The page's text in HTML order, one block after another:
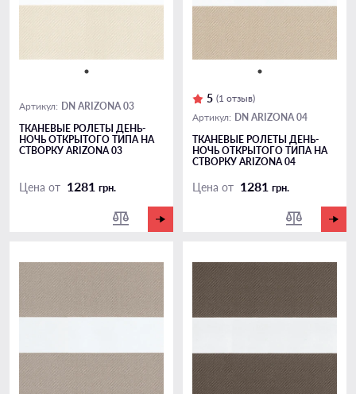
Артикул: DN ARIZONA 03
ТКАНЕВЫЕ РОЛЕТЫ ДЕНЬ-
НОЧЬ ОТКРЫТОГО ТИПА НА
СТВОРКУ ARIZONA 03
Цена от 1281 грн.
5 (1 отзыв)
Артикул: DN ARIZONA 04
ТКАНЕВЫЕ РОЛЕТЫ ДЕНЬ-
НОЧЬ ОТКРЫТОГО ТИПА НА
СТВОРКУ ARIZONA 04
Цена от 1281 грн.